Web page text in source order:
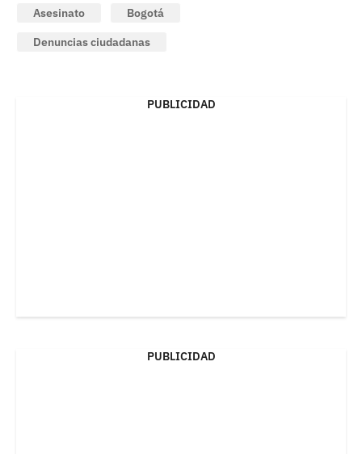
Asesinato
Bogotá
Denuncias ciudadanas
PUBLICIDAD
PUBLICIDAD